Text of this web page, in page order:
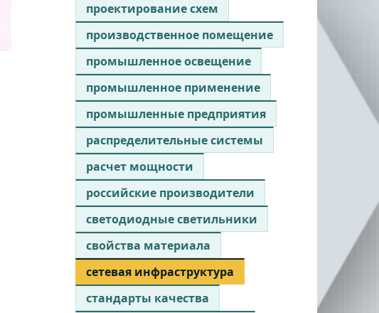
проектирование схем
производственное помещение
промышленное освещение
промышленное применение
промышленные предприятия
распределительные системы
расчет мощности
российские производители
светодиодные светильники
свойства материала
сетевая инфраструктура
стандарты качества